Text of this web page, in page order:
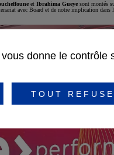
et Ibrahima Gueye sont montés
avec Board et de notre implication dans
donne le contrôle
TOUT